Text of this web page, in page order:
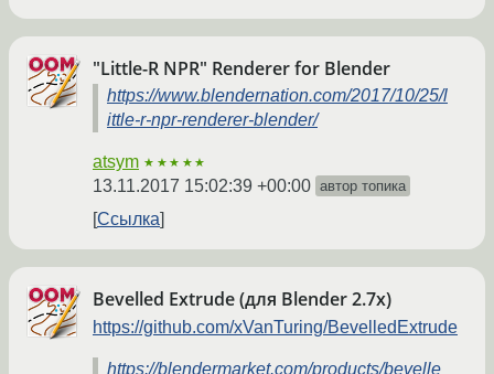
"Little-R NPR" Renderer for Blender
https://www.blendernation.com/2017/10/25/l
ittle-r-npr-renderer-blender/
atsym ★★★★★
13.11.2017 15:02:39 +00:00 автор топика
Ссылка
Bevelled Extrude (для Blender 2.7x)
https://github.com/xVanTuring/BevelledExtrude
https://blendermarket.com/products/bevelle